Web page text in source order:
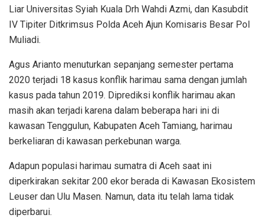
Liar Universitas Syiah Kuala Drh Wahdi Azmi, dan Kasubdit
IV Tipiter Ditkrimsus Polda Aceh Ajun Komisaris Besar Pol
Muliadi.
Agus Arianto menuturkan sepanjang semester pertama
2020 terjadi 18 kasus konflik harimau sama dengan jumlah
kasus pada tahun 2019. Diprediksi konflik harimau akan
masih akan terjadi karena dalam beberapa hari ini di
kawasan Tenggulun, Kabupaten Aceh Tamiang, harimau
berkeliaran di kawasan perkebunan warga.
Adapun populasi harimau sumatra di Aceh saat ini
diperkirakan sekitar 200 ekor berada di Kawasan Ekosistem
Leuser dan Ulu Masen. Namun, data itu telah lama tidak
diperbarui.